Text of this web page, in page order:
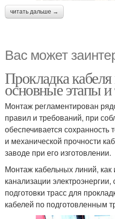
читать дальше →
Вас может
Прокладка
основные этапы и
Монтаж регламентирован
правил и требований, при
обеспечивается сохранность
и механической прочности
заводе при его изготовлении.
Монтаж кабельных линий, как
канализации электроэнергии,
подготовки трасс для
кабелей по подготовленным